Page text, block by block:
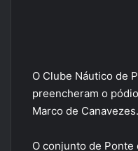
O Clube Náutico de
preencheram o
Marco de Canavezes.
O conjunto de